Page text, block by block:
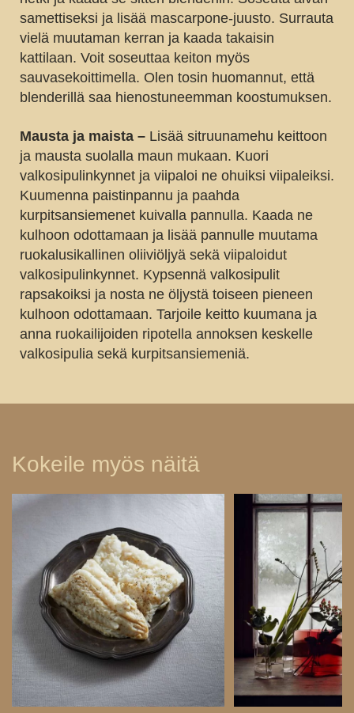
samettiseksi ja lisää mascarpone-juusto. Surrauta
vielä muutaman kerran ja kaada takaisin
kattilaan. Voit soseuttaa keiton myös
sauvasekoittimella. Olen tosin huomannut, että
blenderillä saa hienostuneemman koostumuksen.
Mausta ja maista – Lisää sitruunamehu keittoon
ja mausta suolalla maun mukaan. Kuori
valkosipulinkynnet ja viipaloi ne ohuiksi viipaleiksi.
Kuumenna paistinpannu ja paahda
kurpitsansiemenet kuivalla pannulla. Kaada ne
kulhoon odottamaan ja lisää pannulle muutama
ruokalusikallinen oliiviöljyä sekä viipaloidut
valkosipulinkynnet. Kypsennä valkosipulit
rapsakoiksi ja nosta ne öljystä toiseen pieneen
kulhoon odottamaan. Tarjoile keitto kuumana ja
anna ruokailijoiden ripotella annoksen keskelle
valkosipulia sekä kurpitsansiemeniä.
Kokeile myös näitä